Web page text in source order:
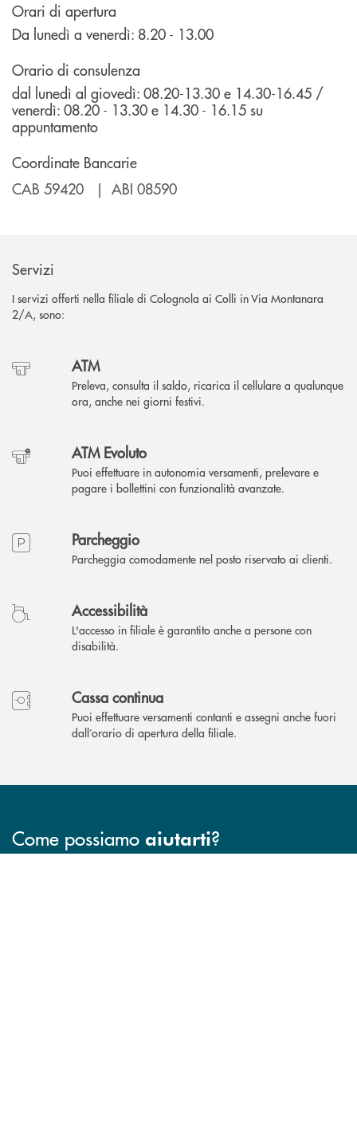
Orari di apertura
Da lunedì a venerdì: 8.20 - 13.00
Orario di consulenza
dal lunedì al giovedì: 08.20-13.30 e 14.30-16.45 /
venerdì: 08.20 - 13.30 e 14.30 - 16.15 su
appuntamento
Coordinate Bancarie
CAB 59420 | ABI 08590
Servizi
I servizi offerti nella filiale di Colognola ai Colli in Via Montanara
2/A, sono:
ATM
Preleva, consulta il saldo, ricarica il cellulare a qualunque
ora, anche nei giorni festivi.
ATM Evoluto
Puoi effettuare in autonomia versamenti, prelevare e
pagare i bollettini con funzionalità avanzate.
Parcheggio
Parcheggia comodamente nel posto riservato ai clienti.
Accessibilità
L'accesso in filiale è garantito anche a persone con
disabilità.
Cassa continua
Puoi effettuare versamenti contanti e assegni anche fuori
dall’orario di apertura della filiale.
Come possiamo aiutarti?